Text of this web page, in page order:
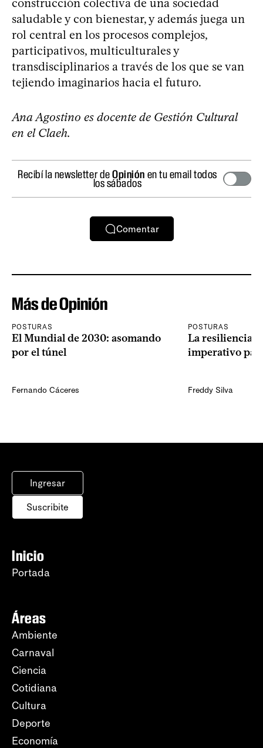
construcción colectiva de una sociedad
saludable y con bienestar, y además juega un
rol central en los procesos complejos,
participativos, multiculturales y
transdisciplinarios a través de los que se van
tejiendo imaginarios hacia el futuro.
Ana Agostino es docente de Gestión Cultural
en el Claeh.
Recibí la newsletter deOpinión en tu email todos
los sábados
Comentar
Más de Opinión
POSTURAS
El Mundial de 2030: asomando
por el túnel
Fernando Cáceres
POSTURAS
La resiliencia
imperativo
Freddy Silva
Ingresar
Suscribite
Inicio
Portada
Áreas
Ambiente
Carnaval
Ciencia
Cotidiana
Cultura
Deporte
Economía